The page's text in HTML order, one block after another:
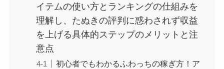
イテムの使い方とランキングの仕組みを
理解し、たぬきの評判に惑わされず収益
を上げる具体的ステップのメリットと注
意点
初心者でもわかるふわっちの稼ぎ方！ア